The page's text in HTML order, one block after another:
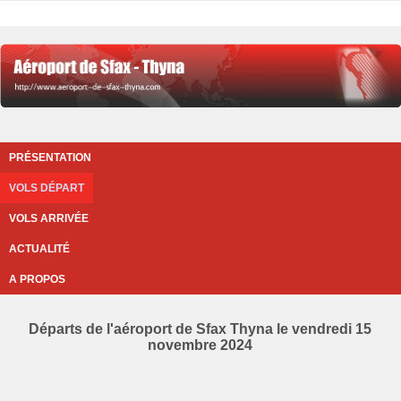
PRÉSENTATION
VOLS DÉPART
VOLS ARRIVÉE
ACTUALITÉ
A PROPOS
Départs de l'aéroport de Sfax Thyna le vendredi 15
novembre 2024